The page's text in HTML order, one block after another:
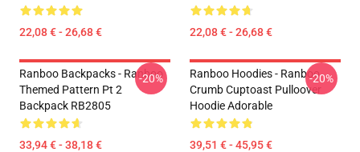
22,08 € - 26,68 € 22,08 € - 26,68 €
Ranboo Backpacks - Ranboo
Themed Pattern Pt 2
Backpack RB2805
33,94 € - 38,18 €
-20%
Ranboo Hoodies - Ranboo
Crumb Cuptoast Pulloover
Hoodie Adorable
39,51 € - 45,95 €
-20%